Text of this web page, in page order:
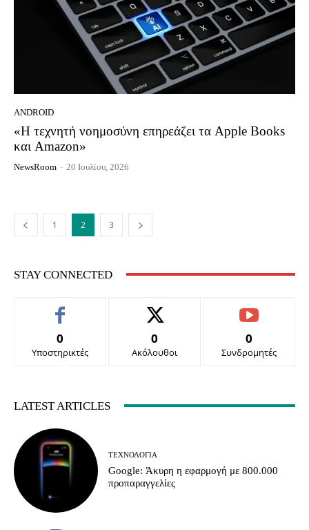
ANDROID
«Η τεχνητή νοημοσύνη επηρεάζει τα Apple Books
και Amazon»
NewsRoom - 20 Ιουλίου, 2026
1 2 3
STAY CONNECTED
0
Υποστηρικτές
0
Ακόλουθοι
0
Συνδρομητές
LATEST ARTICLES
ΤΕΧΝΟΛΟΓΊΑ
Google: Άκυρη η εφαρμογή με 800.000
προπαραγγελίες